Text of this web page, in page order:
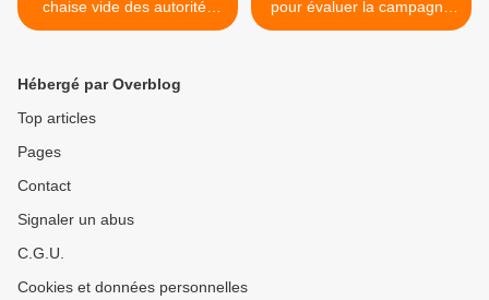
chaise vide des autorités
françaises est révélatrice
pour évaluer la campagne
de vaccination >
Hébergé par Overblog
Top articles
Pages
Contact
Signaler un abus
C.G.U.
Cookies et données personnelles